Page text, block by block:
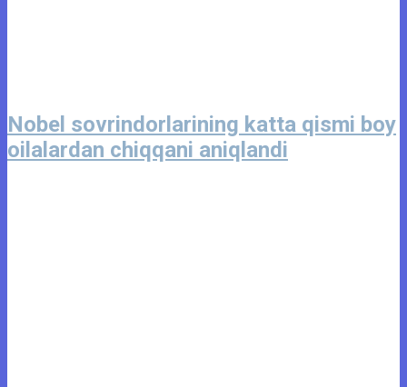
Nobel sovrindorlarining katta qismi boy
oilalardan chiqqani aniqlandi